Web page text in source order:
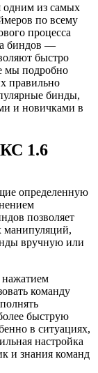
одним из самых
по всему
процесса
биндов —
быстро
мы подробно
правильно
бинды,
и новичками в
1.6
определенную
позволяет
манипуляций,
вручную или
команду
быструю
в ситуациях,
настройка
и знания команд